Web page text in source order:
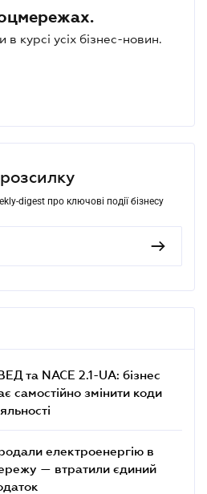
в курсі усіх бізнес-новин.
digest про ключові події бізнесу
та NACE 2.1-UA: бізнес
самостійно змінити коди
електроенергію в
— втратили єдиний